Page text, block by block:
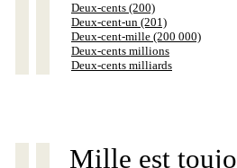
Deux-cents (200)
Deux-cent-un (201)
Deux-cent-mille (200 000)
Deux-cents millions
Deux-cents milliards
Mille est